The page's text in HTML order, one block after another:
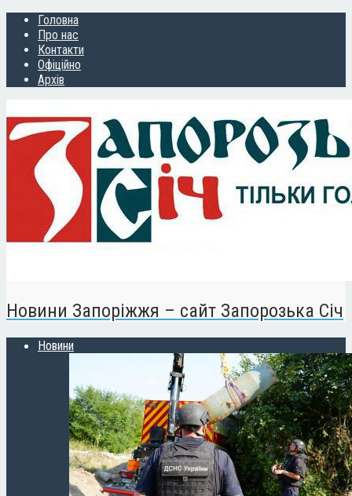
Головна
Про нас
Контакти
Офіційно
Архів
Новини Запоріжжя – сайт Запорозька Січ
Новини